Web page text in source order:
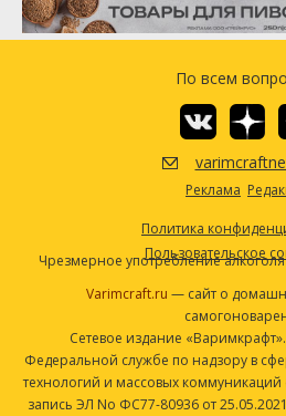
По всем
Реклама
Политика
Пользовательское
Чрезмерное употребление
Varimcraft.ru — сайт о
Сетевое издание
Федеральной службе по надзору в
технологий и массовых коммуникаций
запись ЭЛ No ФС77-80936 от